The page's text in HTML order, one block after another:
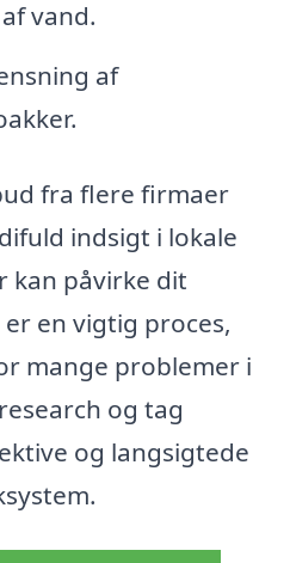
vand.
af
fra flere firmaer
indsigt i lokale
kan påvirke dit
en vigtig proces,
mange problemer i
og tag
og langsigtede